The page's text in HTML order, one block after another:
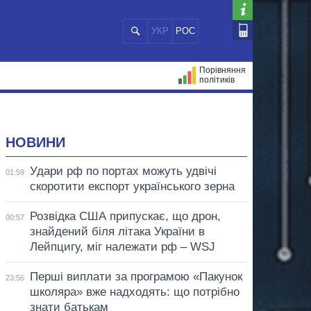
УКР РОС
Порівняння
політиків
НОВИНИ
01:59
Удари рф по портах можуть удвічі
скоротити експорт українського зерна
00:57
Розвідка США припускає, що дрон,
знайдений біля літака України в
Лейпцигу, міг належати рф – WSJ
23:56
Перші виплати за програмою «Пакунок
школяра» вже надходять: що потрібно
знати батькам